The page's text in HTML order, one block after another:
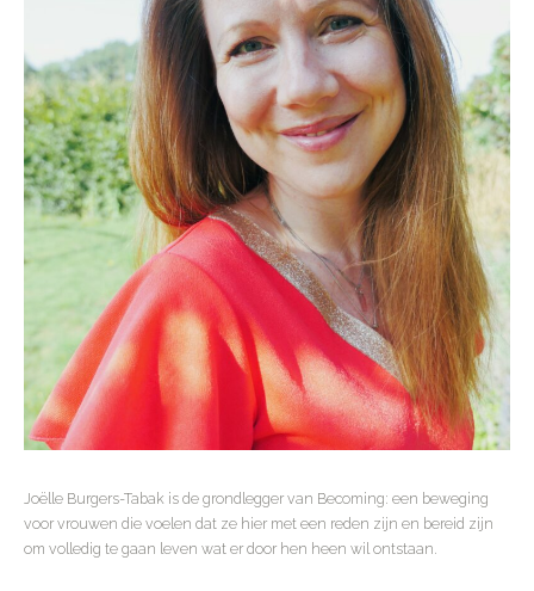
Joëlle Burgers-Tabak is de grondlegger van Becoming: een beweging
voor vrouwen die voelen dat ze hier met een reden zijn en bereid zijn
om volledig te gaan leven wat er door hen heen wil ontstaan.